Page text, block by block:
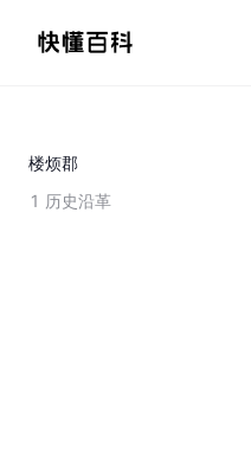
楼烦郡
1 历史沿革